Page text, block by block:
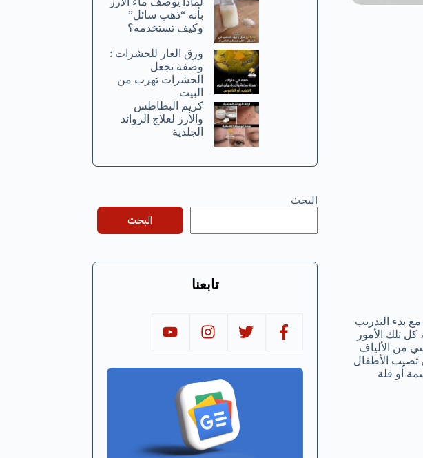
بدء التدريب
تلك الأمور
من الألياف
تصيب الأطفال
أو قلة
بأنه “ذهب سائل”
وكيف تستخدمه؟
ورق الغار للحشرات :
وصفة تجعل
الحشرات تهرب من
البيت
كريم البطاطس
والأرز لعلاج الزوائد
الجلدية
البحث
البحث
تابعنا